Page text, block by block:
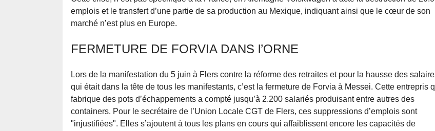
emplois et le transfert d’une partie de sa production au Mexique, indiquant ainsi que le cœur de son
marché n’est plus en Europe.
FERMETURE DE FORVIA DANS l’ORNE
Lors de la manifestation du 5 juin à Flers contre la réforme des retraites et pour la hausse des
qui était dans la tête de tous les manifestants, c’est la fermeture de Forvia à Messei. Cette entrepris
fabrique des pots d’échappements a compté jusqu’à 2.200 salariés produisant entre autres des
containers. Pour le secrétaire de l’Union Locale CGT de Flers, ces suppressions d’emplois sont
"injustifiées". Elles s’ajoutent à tous les plans en cours qui affaiblissent encore les capacités de